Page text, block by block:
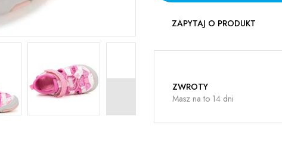
ZAPYTAJ O PRODUKT
ZWROTY
Masz na to 14 dni